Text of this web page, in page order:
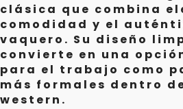
clásica que combina
comodidad y el
vaquero. Su diseño
convierte en una
para el trabajo como
más formales dentro
western.